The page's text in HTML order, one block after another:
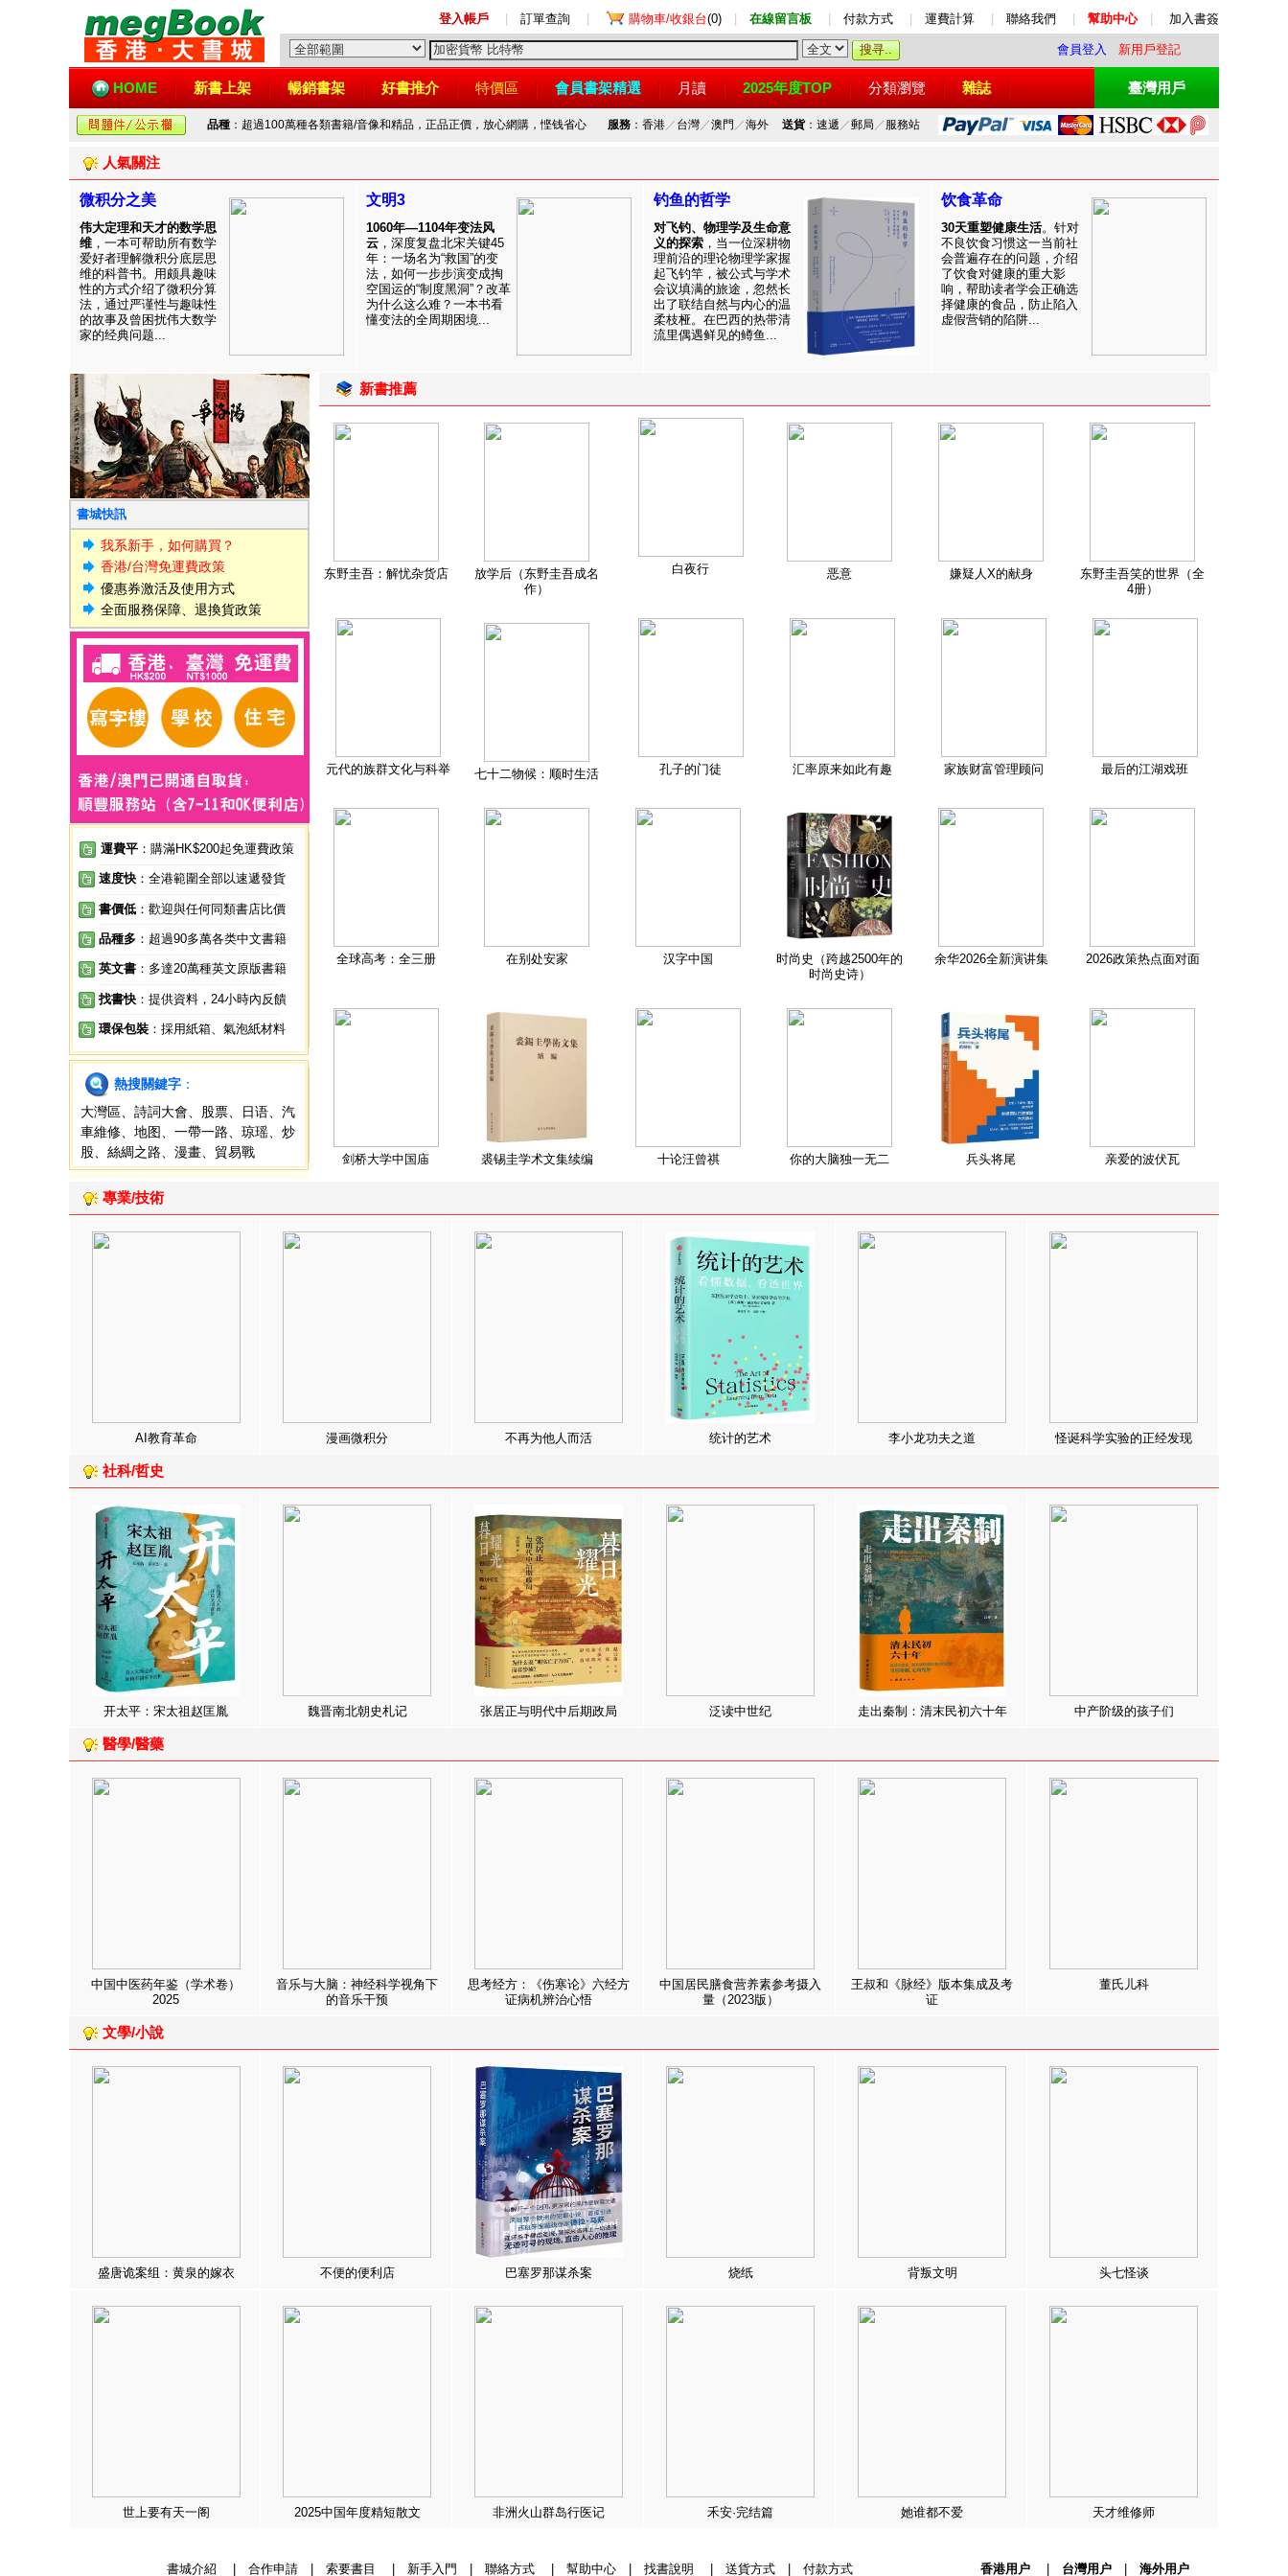
登入帳戶 訂單查詢 購物車/收銀台(0) 在線留言板 付款方式 運費計算 聯絡我們 幫助中心 加入書簽
會員登入 新用戶登記
HOME 新書上架 暢銷書架 好書推介 特價區 會員書架精選 月讀 2025年度TOP 分類瀏覽 雜誌 臺灣用戶
品種 ：超過100萬種各類書籍/音像和精品，正品正價，放心網購，悭钱省心 服務：香港／ 台灣／澳門 ／海外 送貨：速遞 ／郵局 ／ 服務站
人氣關注
微积分之美
伟大定理和天才的数学思
维 ，一本可帮助所有数学
爱好者理解微积分底层思
维的科普书。用颇具趣味
性的方式介绍了微积分算
法，通过严谨性与趣味性
的故事及曾困扰伟大数学
家的经典问题...
文明3
1060年—1104年变法风
云 ，深度复盘北宋关键45
年：一场名为“救国”的变
法，如何一步步演变成掏
空国运的“制度黑洞”？改革
为什么这么难？一本书看
懂变法的全周期困境...
钓鱼的哲学
对飞钓、物理学及生命意
义的探索 ，当一位深耕物
理前沿的理论物理学家握
起飞钓竿，被公式与学术
会议填满的旅途，忽然长
出了联结自然与内心的温
柔枝桠。在巴西的热带清
流里偶遇鲜见的鳟鱼...
饮食革命
30天重塑健康生活。针对
不良饮食习惯这一当前社
会普遍存在的问题，介绍
了饮食对健康的重大影
响，帮助读者学会正确选
择健康的食品，防止陷入
虚假营销的陷阱...
書城快訊
我系新手，如何購買？
香港/台灣免運費政策
優惠券激活及使用方式
全面服務保障、退換貨政策
運費平 ：購滿HK$200起免運費政策
速度快 ：全港範圍全部以速遞發貨
書價低 ：歡迎與任何同類書店比價
品種多 ：超過90多萬各类中文書籍
英文書 ：多達20萬種英文原版書籍
找書快 ：提供資料，24小時內反饋
環保包裝 ：採用紙箱、氣泡紙材料
熱搜關鍵字 ：
大灣區
詩詞大會 股票 日语
汽
車維修
地图 一帶一路 琼瑶
炒
股
絲綢之路 漫畫 貿易戰
新書推薦
东野圭吾：解忧杂货店
放学后（东野圭吾成名
作）
白夜行 恶意 嫌疑人X的献身
东野圭吾笑的世界（全
4册）
元代的族群文化与科举 七十二物候：顺时生活 孔子的门徒 汇率原来如此有趣 家族财富管理顾问 最后的江湖戏班
全球高考：全三册 在别处安家 汉字中国
时尚史（跨越2500年的
时尚史诗）
余华2026全新演讲集 2026政策热点面对面
剑桥大学中国庙 裘锡圭学术文集续编 十论汪曾祺 你的大脑独一无二 兵头将尾 亲爱的波伏瓦
專業/技術
AI教育革命 漫画微积分 不再为他人而活 统计的艺术 李小龙功夫之道 怪诞科学实验的正经发现
社科/哲史
开太平：宋太祖赵匡胤 魏晋南北朝史札记 张居正与明代中后期政局 泛读中世纪 走出秦制：清末民初六十年 中产阶级的孩子们
醫學/醫藥
中国中医药年鉴（学术卷）
2025
音乐与大脑：神经科学视角下
的音乐干预
思考经方：《伤寒论》六经方
证病机辨治心悟
中国居民膳食营养素参考摄入
量（2023版）
王叔和《脉经》版本集成及考
证
董氏儿科
文學/小說
盛唐诡案组：黄泉的嫁衣 不便的便利店 巴塞罗那谋杀案 烧纸 背叛文明 头七怪谈
世上要有天一阁 2025中国年度精短散文 非洲火山群岛行医记 禾安·完结篇 她谁都不爱 天才维修师
書城介紹 合作申請| 索要書目 新手入門 聯絡方式| 幫助中心| 找書說明 送貨方式| 付款方式 香港用户| 台灣用户| 海外用户